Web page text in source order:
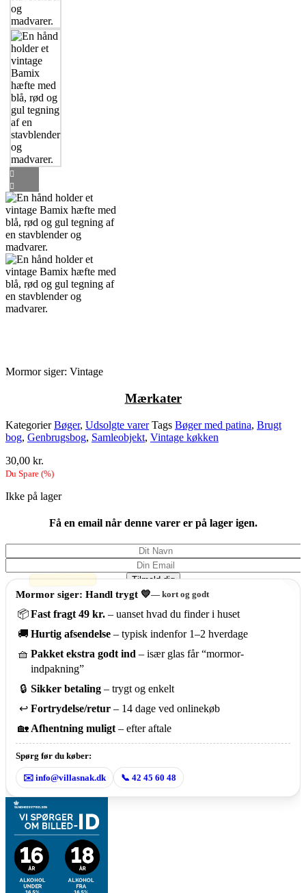
Mormor siger: Vintage
Mærkater
Kategorier Bøger, Udsolgte varer Tags Bøger med patina, Brugt
bog, Genbrugsbog, Samleobjekt, Vintage køkken
30,00 kr.
Du Spare (%)
Ikke på lager
Få en email når denne varer er på lager igen.
Tilmeld dig
Mormor siger: Handl trygt 💛— kort og godt
📦Fast fragt 49 kr. – uanset hvad du finder i huset
🚚 Hurtig afsendelse – typisk indenfor 1–2 hverdage
🧺 Pakket ekstra godt ind – især glas får “mormor-
indpakning”
🔒 Sikker betaling – trygt og enkelt
↩️ Fortrydelse/retur – 14 dage ved onlinekøb
🏡Afhentning muligt– efter aftale
Spørg før du køber:
✉️ info@villasnak.dk 📞 42 45 60 48